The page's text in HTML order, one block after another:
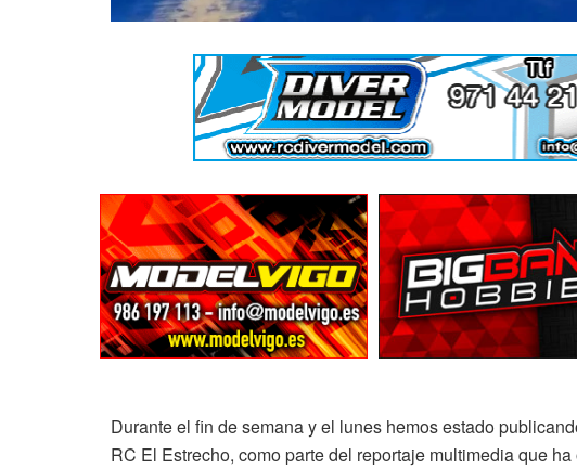
Durante el fin de semana y el lunes hemos estado
RC El Estrecho, como parte del reportaje multimedia que